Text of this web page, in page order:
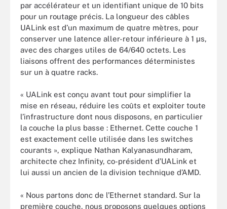
par accélérateur et un identifiant unique de 10 bits
pour un routage précis. La longueur des câbles
UALink est d’un maximum de quatre mètres, pour
conserver une latence aller-retour inférieure à 1 µs,
avec des charges utiles de 64/640 octets. Les
liaisons offrent des performances déterministes
sur un à quatre racks.
« UALink est conçu avant tout pour simplifier la
mise en réseau, réduire les coûts et exploiter toute
l’infrastructure dont nous disposons, en particulier
la couche la plus basse : Ethernet. Cette couche 1
est exactement celle utilisée dans les switches
courants », explique Nathan Kalyanasundharam,
architecte chez Infinity, co-président d’UALink et
lui aussi un ancien de la division technique d’AMD.
« Nous partons donc de l’Ethernet standard. Sur la
première couche, nous proposons quelques options